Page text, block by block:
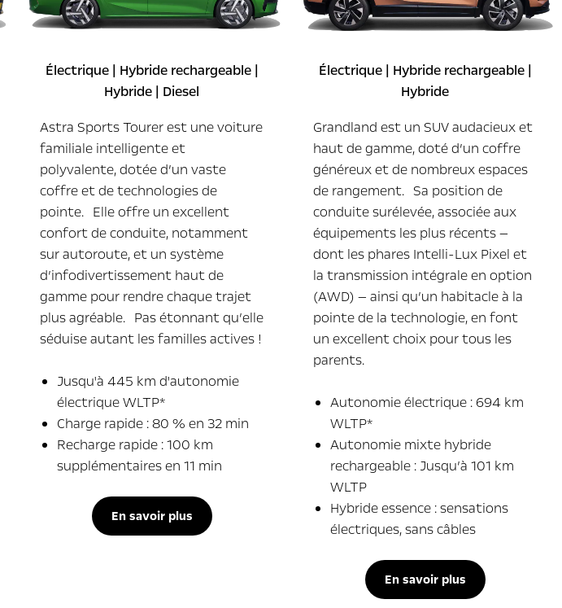
Électrique | Hybride rechargeable |
Hybride | Diesel
Astra Sports Tourer est une voiture
familiale intelligente et
polyvalente, dotée d’un vaste
coffre et de technologies de
pointe. Elle offre un excellent
confort de conduite, notamment
sur autoroute, et un système
d’infodivertissement haut de
gamme pour rendre chaque trajet
plus agréable. Pas étonnant qu’elle
séduise autant les familles actives !
Jusqu'à 445 km d'autonomie
électrique WLTP*
Charge rapide : 80 % en 32 min
Recharge rapide : 100 km
supplémentaires en 11 min
En savoir plus
Électrique | Hybride rechargeable |
Hybride
Grandland est un SUV audacieux et
haut de gamme, doté d’un coffre
généreux et de nombreux espaces
de rangement. Sa position de
conduite surélevée, associée aux
équipements les plus récents —
dont les phares Intelli-Lux Pixel et
la transmission intégrale en option
(AWD) — ainsi qu’un habitacle à la
pointe de la technologie, en font
un excellent choix pour tous les
parents.
Autonomie électrique : 694 km
WLTP*
Autonomie mixte hybride
rechargeable : Jusqu’à 101 km
WLTP
Hybride essence : sensations
électriques, sans câbles
En savoir plus